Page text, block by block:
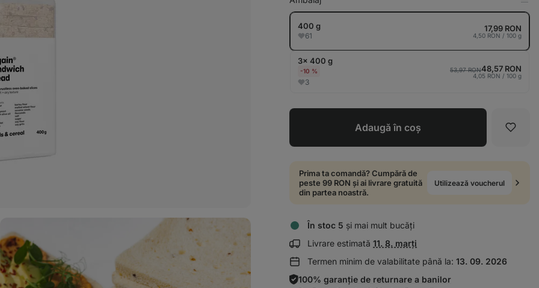
în
400 g
61
17,99 RON
4,50 RON / 100 g
3× 400 g
-10 %
3
53,97 RON48,57 RON
4,05 RON / 100 g
Adaugă în coș
Prima ta comandă? Cumpără de
peste 99 RON și ai livrare gratuită
din partea noastră.
Utilizează voucherul
În stoc 5 și mai mult bucăți
Livrare estimată Afișează
despre
11. 8. marți
Termen minim de valabilitate până la: 13. 09. 2026
100% garanție de returnare a banilor